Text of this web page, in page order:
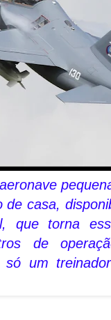
de casa,
que torna
de
só um